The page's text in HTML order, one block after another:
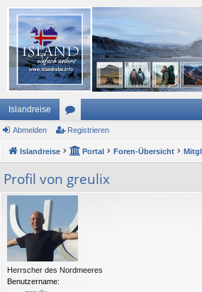
Islandreise
or
en
Abmelden Registrieren
Islandreise Portal Foren-Übersicht
Profil von greulix
Herrscher des Nordmeeres
Benutzername: